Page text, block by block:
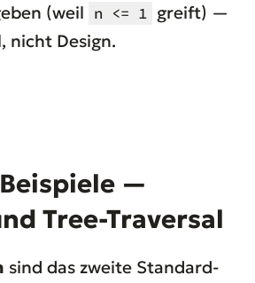
(weil n <= 1 greift) —
nicht Design.
—
Tree-Traversal
sind das zweite Standard-